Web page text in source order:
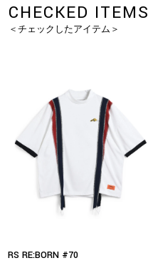
CHECKED ITEMS
＜チェックしたアイテム＞
RS RE:BORN #70